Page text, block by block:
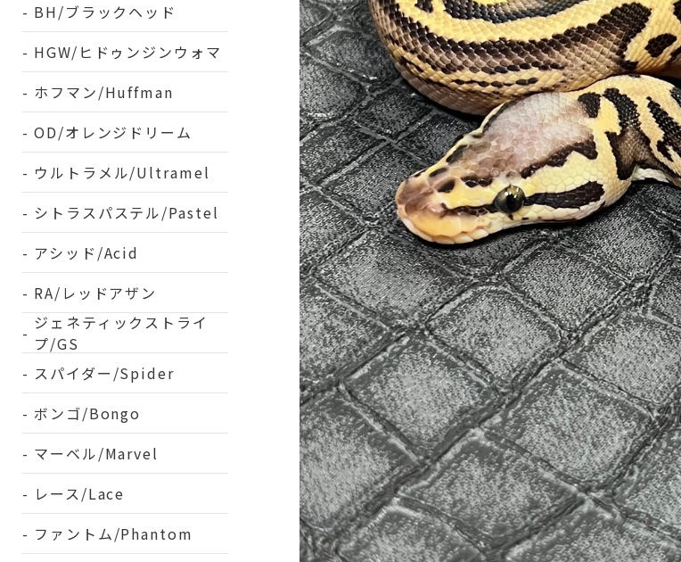
BH/ブラックヘッド
HGW/ヒドゥンジンウォマ
ホフマン/Huffman
OD/オレンジドリーム
ウルトラメル/Ultramel
シトラスパステル/Pastel
アシッド/Acid
RA/レッドアザン
ジェネティックストライ
プ/GS
スパイダー/Spider
ボンゴ/Bongo
マーベル/Marvel
レース/Lace
ファントム/Phantom